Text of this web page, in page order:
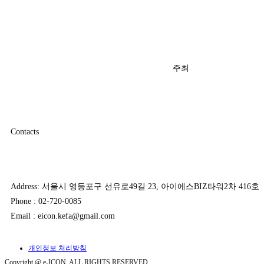
주최
Contacts
Address: 서울시 영등포구 선유로49길 23, 아이에스BIZ타워2차 416호
Phone : 02-720-0085
Email : eicon.kefa@gmail.com
개인정보 처리방침
Copyright @ e-ICON. ALL RIGHTS RESERVED